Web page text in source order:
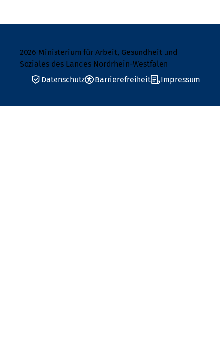
2026 Ministerium für Arbeit, Gesundheit und
Soziales des Landes Nordrhein-Westfalen
Datenschutz
Barrierefreiheit Impressum